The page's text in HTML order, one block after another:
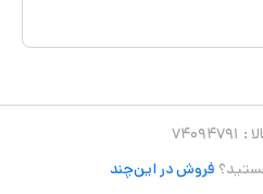
: ۷۴۰۹۴۷۹۱
فروش در این‌چند